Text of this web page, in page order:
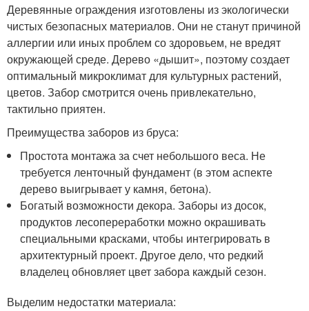
Деревянные ограждения изготовлены из экологически
чистых безопасных материалов. Они не станут причиной
аллергии или иных проблем со здоровьем, не вредят
окружающей среде. Дерево «дышит», поэтому создает
оптимальный микроклимат для культурных растений,
цветов. Забор смотрится очень привлекательно,
тактильно приятен.
Преимущества заборов из бруса:
Простота монтажа за счет небольшого веса. Не
требуется ленточный фундамент (в этом аспекте
дерево выигрывает у камня, бетона).
Богатый возможности декора. Заборы из досок,
продуктов лесопереработки можно окрашивать
специальными красками, чтобы интегрировать в
архитектурный проект. Другое дело, что редкий
владелец обновляет цвет забора каждый сезон.
Выделим недостатки материала: